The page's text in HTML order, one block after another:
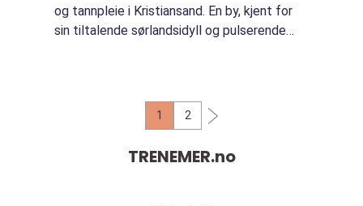
og tannpleie i Kristiansand. En by, kjent for
sin tiltalende sørlandsidyll og pulserende
1 2
TRENEMER.no